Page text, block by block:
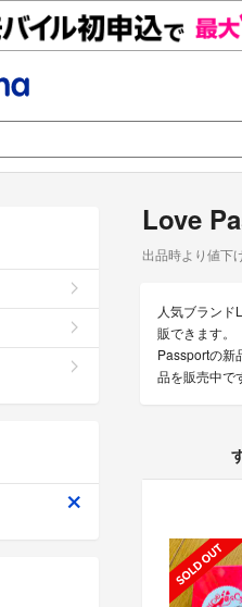
Love
出品時より値下
人気ブラン
販できます。
Passportの新
品を販売中で